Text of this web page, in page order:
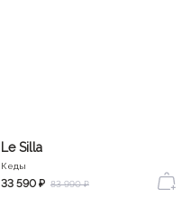
Le Silla
Кеды
33 590 ₽ 83 990 ₽